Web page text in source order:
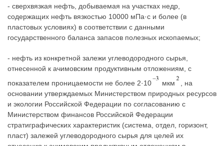
- сверхвязкая нефть, добываемая на участках недр,
содержащих нефть вязкостью 10000 мПа·с и более (в
пластовых условиях) в соответствии с данными
государственного баланса запасов полезных ископаемых;
- нефть из конкретной залежи углеводородного сырья,
отнесенной к ачимовским продуктивным отложениям, с
показателем проницаемости не более 2·10
мкм
, на
основании утверждаемых Министерством природных ресурсов
и экологии Российской Федерации по согласованию с
Министерством финансов Российской Федерации
стратиграфических характеристик (система, отдел, горизонт,
пласт) залежей углеводородного сырья для целей их